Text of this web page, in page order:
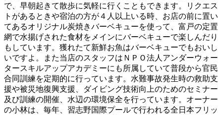
で、早朝起きて散歩に気軽に行くこともできます。リクエス
トがあるときや宿泊の方が４人以上いる時、お店の前に置い
てあるオリジナル炭焼きバーベキューを使って、富戸の定置
網で水揚げされた食材をメインにバーベキューで楽しんだり
もしています。獲れたて新鮮お魚はバーベキューでもおいし
いですよ。また当店のスタッフはＮＰＯ法人アンダーウォー
タースキルアップアカデミーにも所属していて普段から官民
合同訓練を定期的に行っています。水難事故発生時の救助支
援や被災地復興支援、ダイビング技術向上のためのセミナー
及び訓練の開催、水辺の環境保全を行っています。オーナー
の小林は、毎年、習志野国際プールで行われる全日本フリッ